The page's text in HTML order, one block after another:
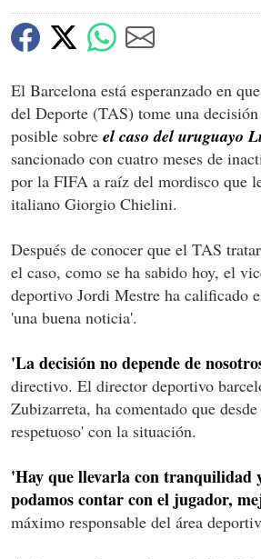
El Barcelona está esperanzado en
del Deporte (TAS) tome una
posible sobre el caso del uruguayo
sancionado con cuatro meses de
por la FIFA a raíz del mordisco que
italiano Giorgio Chielini.
Después de conocer que el TAS
el caso, como se ha sabido hoy, el
deportivo Jordi Mestre ha calificado
'una buena noticia'.
'La decisión no depende de
directivo. El director deportivo
Zubizarreta, ha comentado que
respetuoso' con la situación.
'Hay que llevarla con tranquilidad
podamos contar con el jugador,
máximo responsable del área